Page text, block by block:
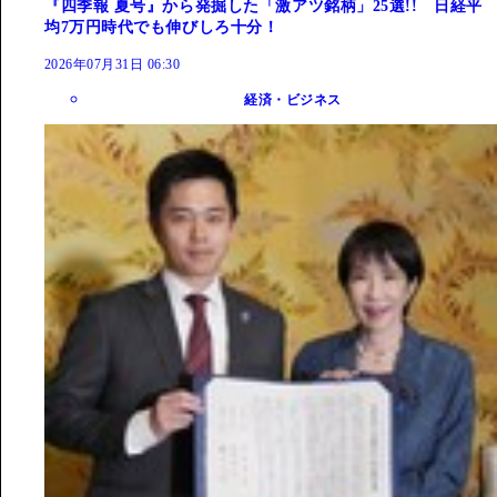
『四季報 夏号』から発掘した「激アツ銘柄」25選!! 日経平
均7万円時代でも伸びしろ十分！
2026年07月31日 06:30
経済・ビジネス